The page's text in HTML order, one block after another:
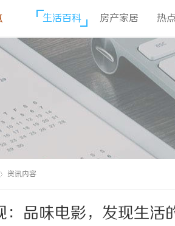
生活百科 房产家居 热
资讯内容
：品味电影，发现生活